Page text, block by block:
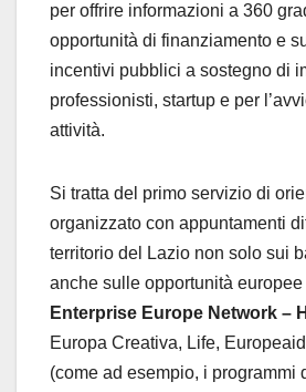
per offrire informazioni a 360
opportunità di finanziamento e
incentivi pubblici a sostegno di
professionisti, startup e per
attività.
Si tratta del primo servizio di
organizzato con appuntamenti
territorio del Lazio non solo sui
anche sulle opportunità
Enterprise Europe Network –
Europa Creativa, Life,
(come ad esempio, i programmi